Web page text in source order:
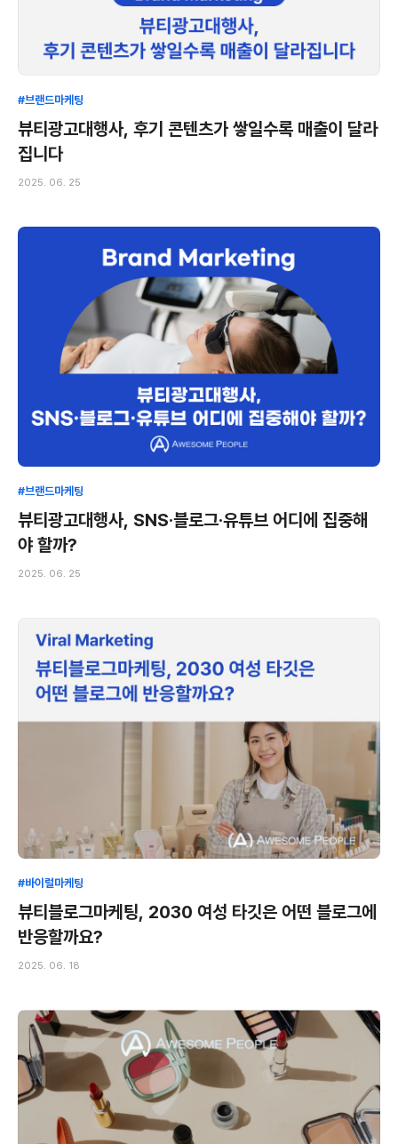
#브랜드마케팅
뷰티광고대행사, 후기 콘텐츠가 쌓일수록 매출이 달라
집니다
2025. 06. 25
#브랜드마케팅
뷰티광고대행사, SNS·블로그·유튜브 어디에 집중해
야 할까?
2025. 06. 25
#바이럴마케팅
뷰티블로그마케팅, 2030 여성 타깃은 어떤 블로그에
반응할까요?
2025. 06. 18